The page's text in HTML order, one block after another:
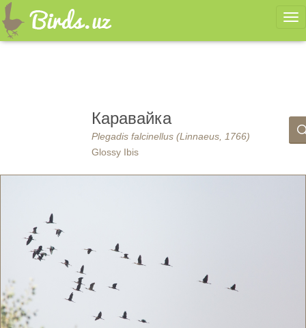
Каравайка
Plegadis falcinellus (Linnaeus, 1766)
Glossy Ibis